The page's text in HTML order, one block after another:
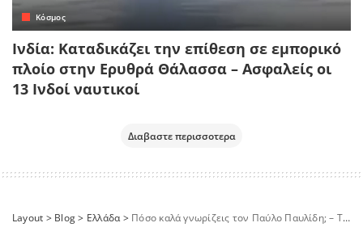
Κόσμος
Ινδία: Καταδικάζει την επίθεση σε εμπορικό
πλοίο στην Ερυθρά Θάλασσα – Ασφαλείς οι
13 Ινδοί ναυτικοί
Διαβαστε περισσοτερα
Layout > Blog> Ελλάδα> Πόσο καλά γνωρίζεις τον Παύλο Παυλίδη; – Το opaponline.gr αναζητά τους αυθεντικούς φαν του Έλληνα τραγουδιστή